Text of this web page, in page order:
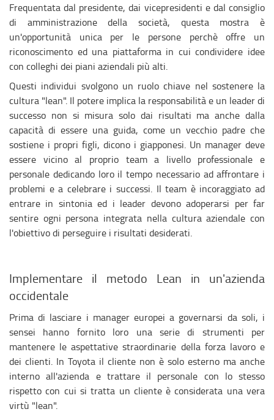
Frequentata dal presidente, dai vicepresidenti e dal consiglio
di amministrazione della società, questa mostra è
un'opportunità unica per le persone perchè offre un
riconoscimento ed una piattaforma in cui condividere idee
con colleghi dei piani aziendali più alti.
Questi individui svolgono un ruolo chiave nel sostenere la
cultura "lean". Il potere implica la responsabilità e un leader di
successo non si misura solo dai risultati ma anche dalla
capacità di essere una guida, come un vecchio padre che
sostiene i propri figli, dicono i giapponesi. Un manager deve
essere vicino al proprio team a livello professionale e
personale dedicando loro il tempo necessario ad affrontare i
problemi e a celebrare i successi. Il team è incoraggiato ad
entrare in sintonia ed i leader devono adoperarsi per far
sentire ogni persona integrata nella cultura aziendale con
l'obiettivo di perseguire i risultati desiderati.
Implementare il metodo Lean in un'azienda
occidentale
Prima di lasciare i manager europei a governarsi da soli, i
sensei hanno fornito loro una serie di strumenti per
mantenere le aspettative straordinarie della forza lavoro e
dei clienti. In Toyota il cliente non è solo esterno ma anche
interno all'azienda e trattare il personale con lo stesso
rispetto con cui si tratta un cliente è considerata una vera
virtù "lean".